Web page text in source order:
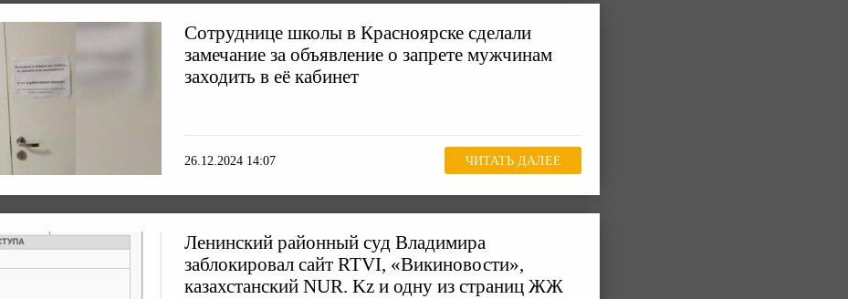
Сотруднице школы в Красноярске сделали
замечание за объявление о запрете мужчинам
заходить в её кабинет
26.12.2024 14:07 ЧИТАТЬ ДАЛЕЕ
Ленинский районный суд Владимира
заблокировал сайт RTVI, «Викиновости»,
казахстанский NUR. Kz и одну из страниц ЖЖ